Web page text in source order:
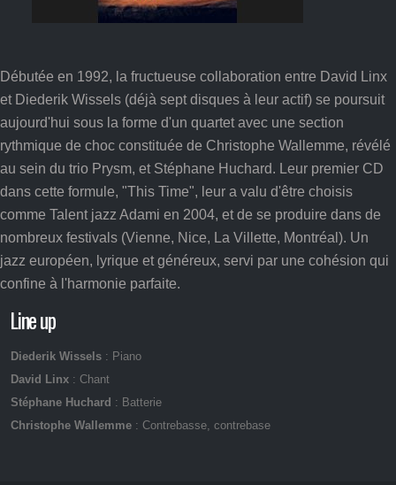
Débutée en 1992, la fructueuse collaboration entre David Linx
et Diederik Wissels (déjà sept disques à leur actif) se poursuit
aujourd'hui sous la forme d'un quartet avec une section
rythmique de choc constituée de Christophe Wallemme, révélé
au sein du trio Prysm, et Stéphane Huchard. Leur premier CD
dans cette formule, "This Time", leur a valu d'être choisis
comme Talent jazz Adami en 2004, et de se produire dans de
nombreux festivals (Vienne, Nice, La Villette, Montréal). Un
jazz européen, lyrique et généreux, servi par une cohésion qui
confine à l'harmonie parfaite.
Line up
Diederik Wissels : Piano
David Linx : Chant
Stéphane Huchard : Batterie
Christophe Wallemme : Contrebasse, contrebase